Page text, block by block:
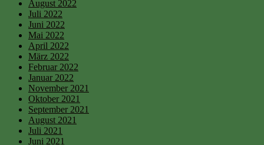
August 2022
Juli 2022
Juni 2022
Mai 2022
April 2022
März 2022
Februar 2022
Januar 2022
November 2021
Oktober 2021
September 2021
August 2021
Juli 2021
Juni 2021